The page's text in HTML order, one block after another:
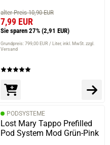
alter Preis 10,90 EUR
7,99 EUR
Sie sparen 27% (2,91 EUR)
Grundpreis: 799,00 EUR / Liter inkl. MwSt. zzgl.
Versand
PODSYSTEME
Lost Mary Tappo Prefilled
Pod System Mod Grün-Pink